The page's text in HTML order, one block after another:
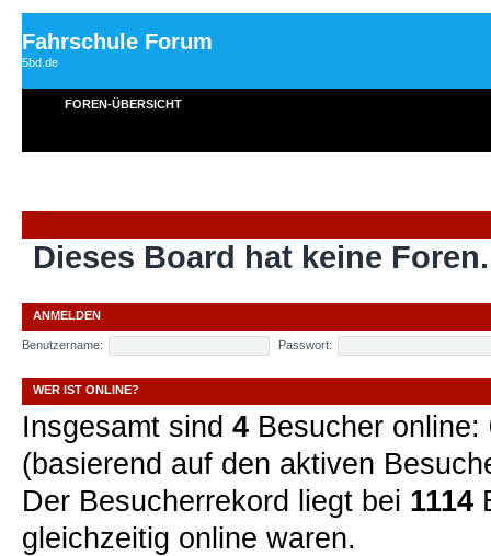
Fahrschule Forum
5bd.de
FOREN-ÜBERSICHT
Dieses Board hat keine Foren.
ANMELDEN
Benutzername: Passwort:
WER IST ONLINE?
Insgesamt sind 4 Besucher
(basierend auf den aktiven
Der Besucherrekord liegt bei 1114
gleichzeitig online waren.